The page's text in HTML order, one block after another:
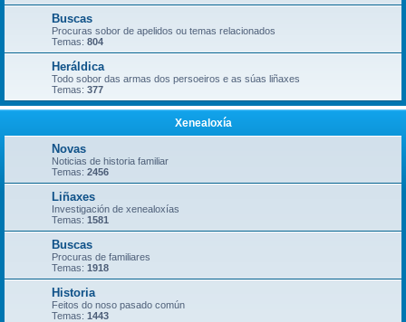
Buscas
Procuras sobor de apelidos ou temas relacionados
Temas: 804
Heráldica
Todo sobor das armas dos persoeiros e as súas liñaxes
Temas: 377
Xenealoxía
Novas
Noticias de historia familiar
Temas: 2456
Liñaxes
Investigación de xenealoxías
Temas: 1581
Buscas
Procuras de familiares
Temas: 1918
Historia
Feitos do noso pasado común
Temas: 1443